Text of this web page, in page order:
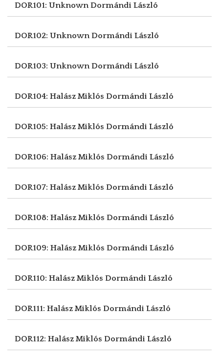
DOR101: UnknownDormándi László
DOR102: UnknownDormándi László
DOR103: UnknownDormándi László
DOR104: Halász Miklós Dormándi László
DOR105: Halász Miklós Dormándi László
DOR106: Halász Miklós Dormándi László
DOR107: Halász Miklós Dormándi László
DOR108: Halász Miklós Dormándi László
DOR109: Halász Miklós Dormándi László
DOR110: Halász Miklós Dormándi László
DOR111: Halász Miklós Dormándi László
DOR112: Halász Miklós Dormándi László